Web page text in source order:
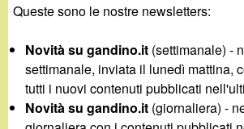
a
n
d
c
e
r
c
Queste sono le nostre newsletters:
Novità su gandino.it (settimanale) -
settimanale, inviata il lunedì mattina,
tutti i nuovi contenuti pubblicati
Novità su gandino.it (giornaliera) -